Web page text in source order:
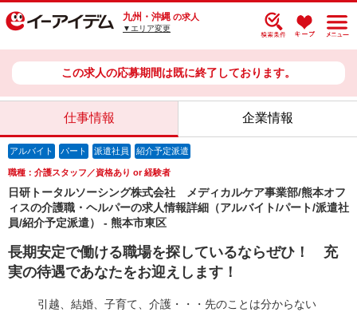
九州・沖縄 の求人
▼エリア変更
この求人の応募期間は既に終了しております。
仕事情報 企業情報
アルバイト パート 派遣社員 紹介予定派遣
職種：介護スタッフ／資格あり or 経験者
日研トータルソーシング株式会社 メディカルケア事業部/熊本オフ
ィスの介護職・ヘルパーの求人情報詳細（アルバイト/パート/派遣社
員/紹介予定派遣） - 熊本市東区
長期安定で働ける職場を探しているならぜひ！ 充
実の待遇であなたをお迎えします！
引越、結婚、子育て、介護・・・先のことは分からない